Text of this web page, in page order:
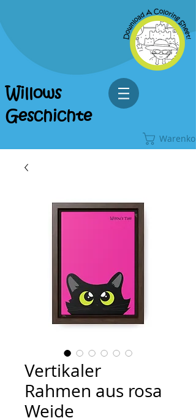
Willows
Geschichte
Vertikaler
Rahmen aus rosa
Weide